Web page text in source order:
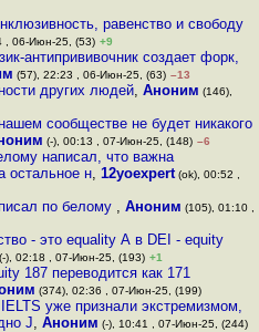
равенство и свободу
, 06-Июн-25, (53) +9
антипрививочник создает форк,
(57), 22:23 , 06-Июн-25, (63) –13
других людей, Аноним (146),
сообществе не будет никакого
(-), 00:13 , 07-Июн-25, (148) –6
написал, что важна
остальное н, 12yoexpert(ok), 00:52 ,
по белому , Аноним (105), 01:10 ,
- это equality А в DEI - equity
(-), 02:18 , 07-Июн-25, (193) +1
187 переводится как 171
(374), 02:36 , 07-Июн-25, (199)
уже признали экстремизмом,
J, Аноним (-), 10:41 , 07-Июн-25, (244)